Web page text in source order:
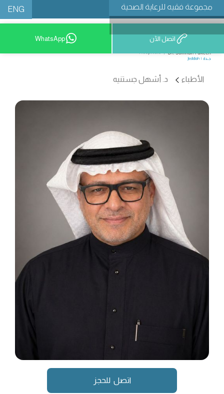
مجموعة فقيه للرعاية الصحية ENG
9200 12777 اتصل الآن WhatsApp
الأطباء د. أشهل جستنيه
اتصل للحجز